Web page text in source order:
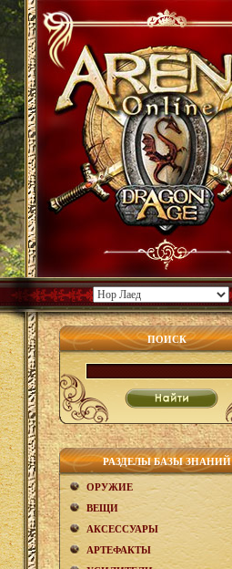
ПОИСК
РАЗДЕЛЫ БАЗЫ ЗНАНИЙ
ОРУЖИЕ
ВЕЩИ
АКCЕСCУАРЫ
АРТЕФАКТЫ